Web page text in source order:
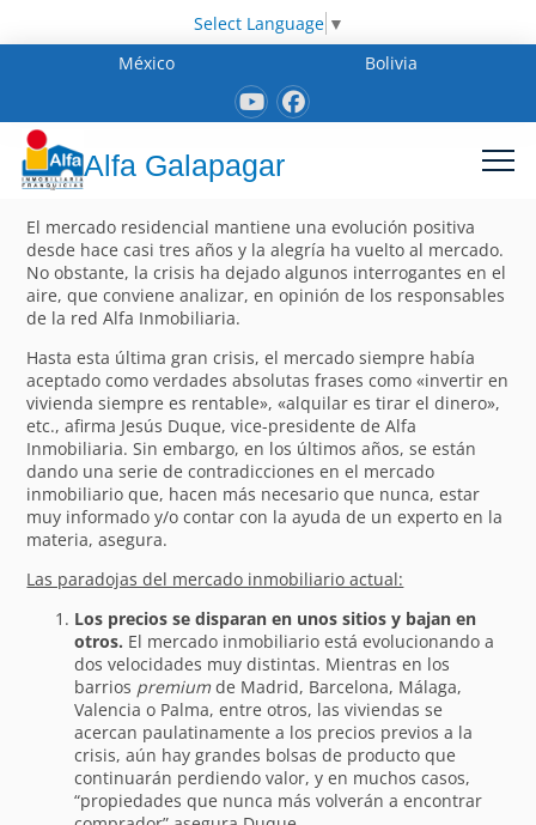
Select Language ▼
México
Bolivia
Alfa Galapagar
El mercado residencial mantiene una evolución positiva
desde hace casi tres años y la alegría ha vuelto al mercado.
No obstante, la crisis ha dejado algunos interrogantes en el
aire, que conviene analizar, en opinión de los responsables
de la red Alfa Inmobiliaria.
Hasta esta última gran crisis, el mercado siempre había
aceptado como verdades absolutas frases como «invertir en
vivienda siempre es rentable», «alquilar es tirar el dinero»,
etc., afirma Jesús Duque, vice-presidente de Alfa
Inmobiliaria. Sin embargo, en los últimos años, se están
dando una serie de contradicciones en el mercado
inmobiliario que, hacen más necesario que nunca, estar
muy informado y/o contar con la ayuda de un experto en la
materia, asegura.
Las paradojas del mercado inmobiliario actual:
Los precios se disparan en unos sitios y bajan en
otros. El mercado inmobiliario está evolucionando a
dos velocidades muy distintas. Mientras en los
barrios premiumde Madrid, Barcelona, Málaga,
Valencia o Palma, entre otros, las viviendas se
acercan paulatinamente a los precios previos a la
crisis, aún hay grandes bolsas de producto que
continuarán perdiendo valor, y en muchos casos,
“propiedades que nunca más volverán a encontrar